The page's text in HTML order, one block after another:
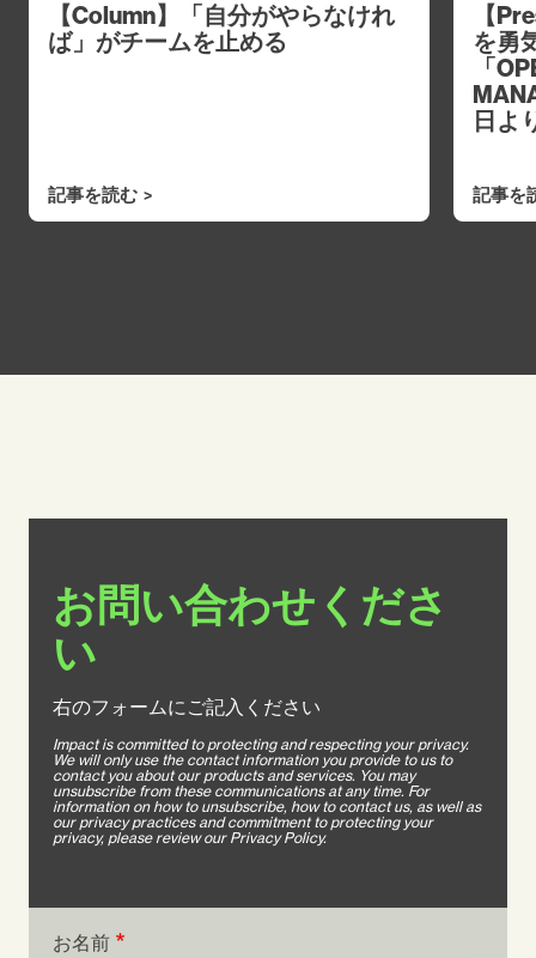
【Column】「自分がやらなけれ
ば」がチームを止める
記事を読む
【
を勇
「
日よ
記事を
お問い合わせくださ
い
右のフォームにご記入ください
Impact is committed to protecting and respecting your privacy.
We will only use the contact information you provide to us to
contact you about our products and services. You may
unsubscribe from these communications at any time. For
information on how to unsubscribe, how to contact us, as well as
our privacy practices and commitment to protecting your
privacy, please review our Privacy Policy.
お名前